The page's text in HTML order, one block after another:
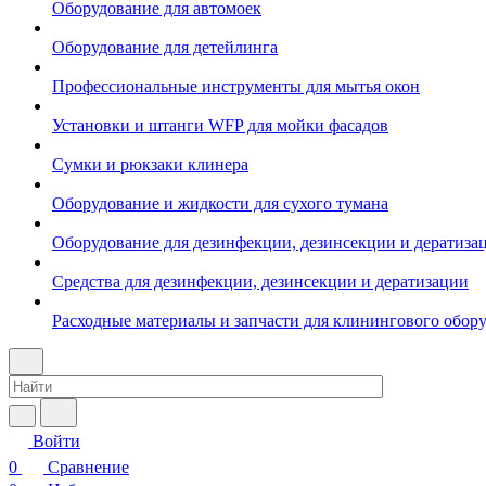
Оборудование для автомоек
Оборудование для детейлинга
Профессиональные инструменты для мытья окон
Установки и штанги WFP для мойки фасадов
Сумки и рюкзаки клинера
Оборудование и жидкости для сухого тумана
Оборудование для дезинфекции, дезинсекции и
Средства для дезинфекции, дезинсекции и дератизации
Расходные материалы и запчасти для клинингового
Войти
0
Сравнение